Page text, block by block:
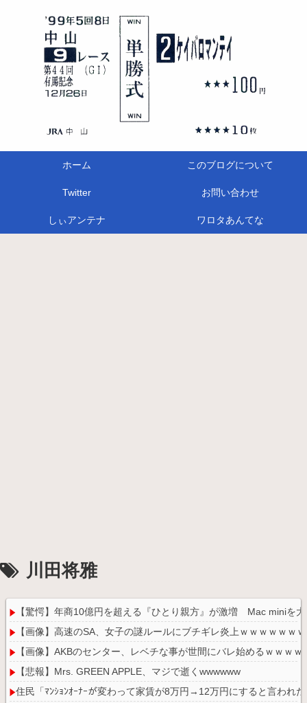
ホーム このブログについて
Twitter お問い合わせ
しぃアンテナ ワロタあんてな
川田将雅
【驚愕】年商10億円を超える『ひとり親方』が激増 Mac miniを
【画像】高速のSA、女子の謎ルールにブチギレ炎上ｗｗｗｗｗｗ
【画像】AKBのセンター、レベチな事が世間にバレ始めるｗｗｗｗ
【悲報】Mrs. GREEN APPLE、マジで逝くwwwwww
住民「ﾏﾝｼｮﾝｵｰﾅｰが変わって家賃が8万円→12万円にすると言われ